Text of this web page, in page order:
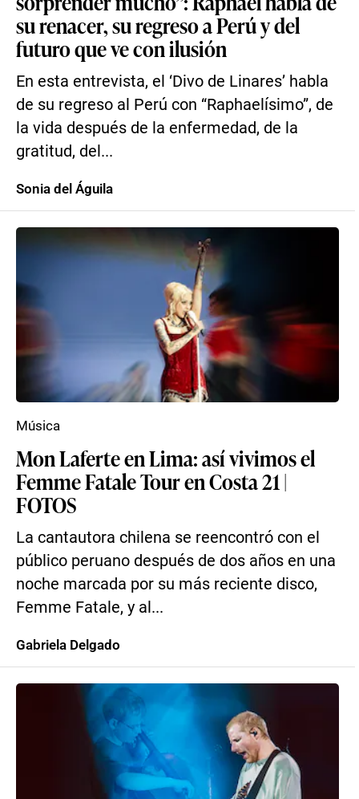
su renacer, su regreso a Perú y del
futuro que ve con ilusión
En esta entrevista, el ‘Divo de Linares’ habla
de su regreso al Perú con “Raphaelísimo”, de
la vida después de la enfermedad, de la
gratitud, del...
Sonia del Águila
Mon Laferte en Lima: así vivimos el
Femme Fatale Tour en Costa 21 |
FOTOS
La cantautora chilena se reencontró con el
público peruano después de dos años en una
noche marcada por su más reciente disco,
Femme Fatale, y al...
Música
Gabriela Delgado